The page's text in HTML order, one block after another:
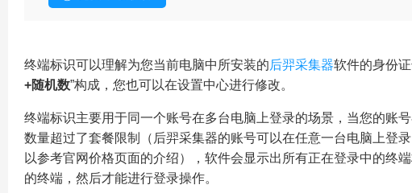
终端标识可以理解为您当前电脑中所安装的后羿采集器软件的身份
+随机数”构成，您也可以在设置中心进行修改。
终端标识主要用于同一个账号在多台电脑上登录的场景，当您的账
数量超过了套餐限制（后羿采集器的账号可以在任意一台电脑上登
以参考官网价格页面的介绍），软件会显示出所有正在登录中的终
的终端，然后才能进行登录操作。